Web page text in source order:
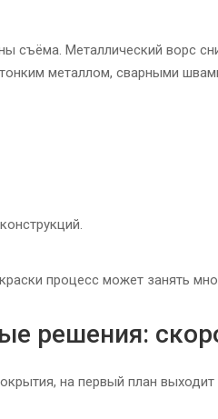
съёма. Металлический ворс
металлом, сварными
процесс может занять
решения:
на первый план